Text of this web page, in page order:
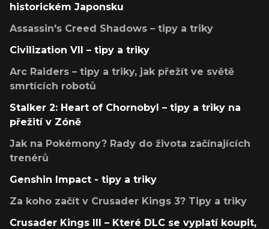
historickém Japonsku
Assassin's Creed Shadows – tipy a triky
Civilization VII – tipy a triky
Arc Raiders – tipy a triky, jak přežít ve světě
smrtících robotů
Stalker 2: Heart of Chornobyl – tipy a triky na
přežití v Zóně
Jak na Pokémony? Rady do života začínajících
trenérů
Genshin Impact - tipy a triky
Za koho začít v Crusader Kings 3? Tipy a triky
Crusader Kings III – Které DLC se vyplatí koupit,